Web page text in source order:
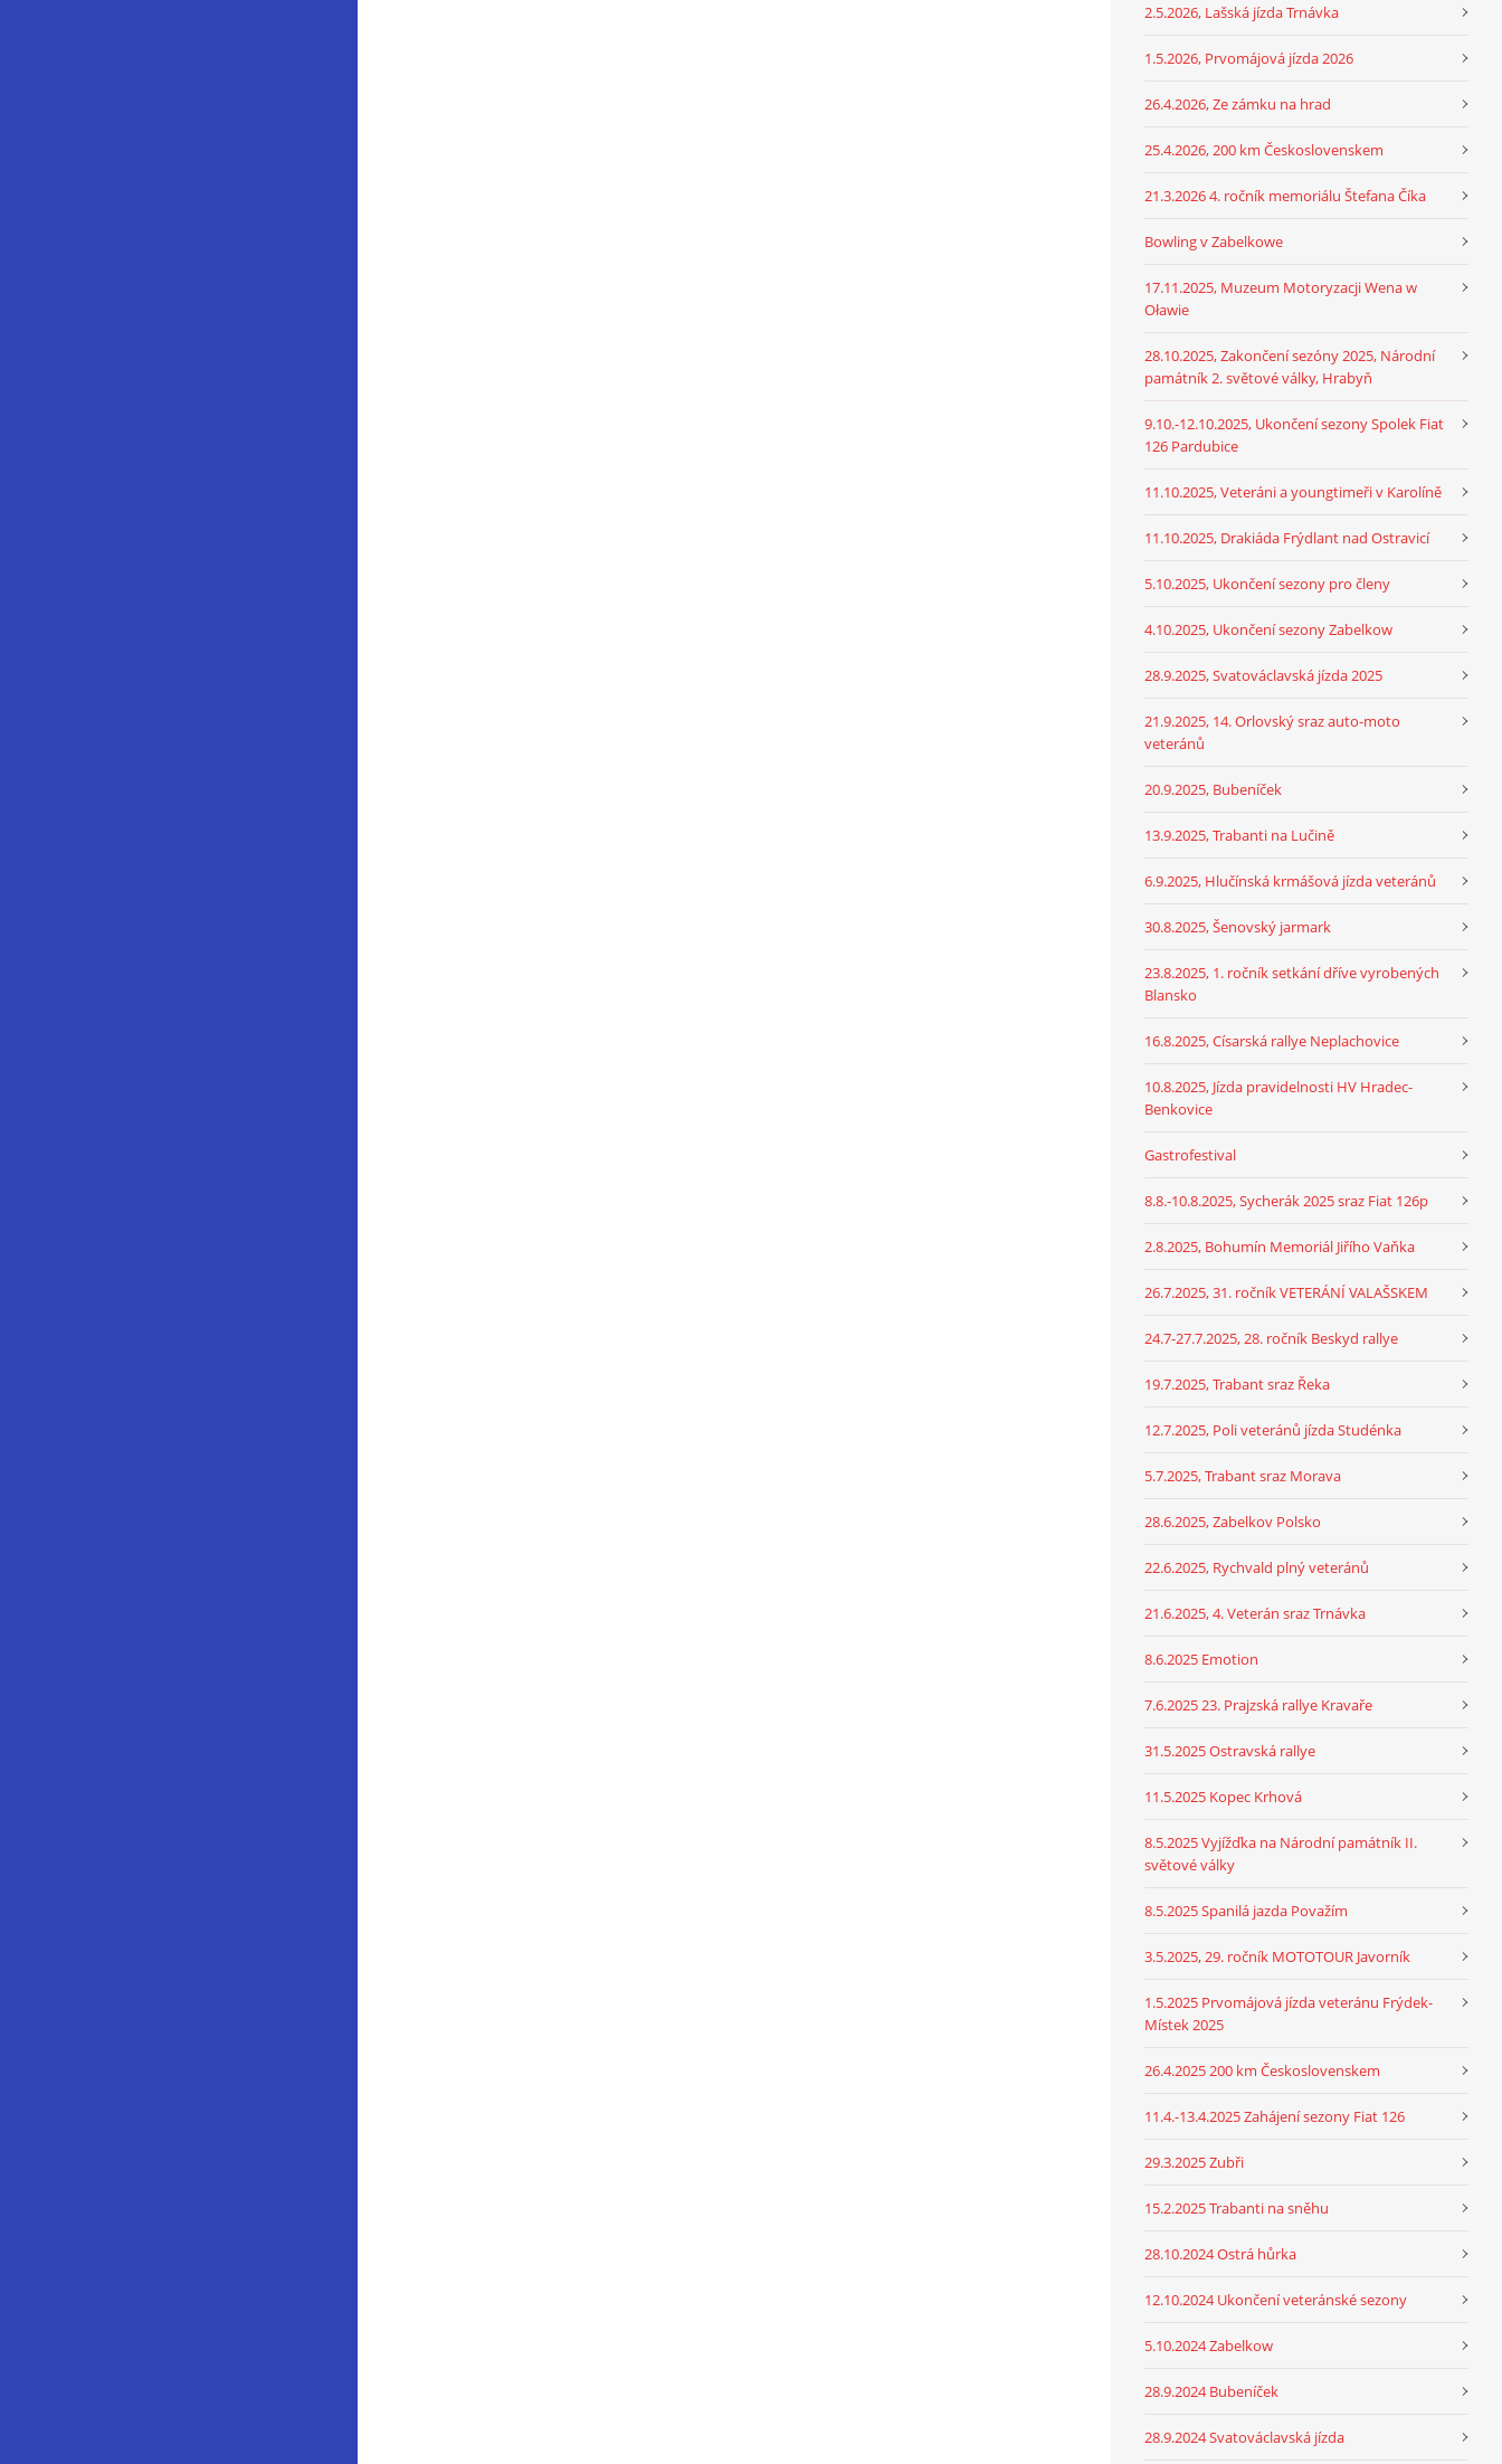
2.5.2026, Lašská jízda Trnávka
1.5.2026, Prvomájová jízda 2026
26.4.2026, Ze zámku na hrad
25.4.2026, 200 km Československem
21.3.2026 4. ročník memoriálu Štefana Číka
Bowling v Zabelkowe
17.11.2025, Muzeum Motoryzacji Wena w
Oławie
28.10.2025, Zakončení sezóny 2025, Národní
památník 2. světové války, Hrabyň
9.10.-12.10.2025, Ukončení sezony Spolek Fiat
126 Pardubice
11.10.2025, Veteráni a youngtimeři v Karolíně
11.10.2025, Drakiáda Frýdlant nad Ostravicí
5.10.2025, Ukončení sezony pro členy
4.10.2025, Ukončení sezony Zabelkow
28.9.2025, Svatováclavská jízda 2025
21.9.2025, 14. Orlovský sraz auto-moto
veteránů
20.9.2025, Bubeníček
13.9.2025, Trabanti na Lučině
6.9.2025, Hlučínská krmášová jízda veteránů
30.8.2025, Šenovský jarmark
23.8.2025, 1. ročník setkání dříve vyrobených
Blansko
16.8.2025, Císarská rallye Neplachovice
10.8.2025, Jízda pravidelnosti HV Hradec-
Benkovice
Gastrofestival
8.8.-10.8.2025, Sycherák 2025 sraz Fiat 126p
2.8.2025, Bohumín Memoriál Jiřího Vaňka
26.7.2025, 31. ročník VETERÁNÍ VALAŠSKEM
24.7-27.7.2025, 28. ročník Beskyd rallye
19.7.2025, Trabant sraz Řeka
12.7.2025, Poli veteránů jízda Studénka
5.7.2025, Trabant sraz Morava
28.6.2025, Zabelkov Polsko
22.6.2025, Rychvald plný veteránů
21.6.2025, 4. Veterán sraz Trnávka
8.6.2025 Emotion
7.6.2025 23. Prajzská rallye Kravaře
31.5.2025 Ostravská rallye
11.5.2025 Kopec Krhová
8.5.2025 Vyjížďka na Národní památník II.
světové války
8.5.2025 Spanilá jazda Považím
3.5.2025, 29. ročník MOTOTOUR Javorník
1.5.2025 Prvomájová jízda veteránu Frýdek-
Místek 2025
26.4.2025 200 km Československem
11.4.-13.4.2025 Zahájení sezony Fiat 126
29.3.2025 Zubři
15.2.2025 Trabanti na sněhu
28.10.2024 Ostrá hůrka
12.10.2024 Ukončení veteránské sezony
5.10.2024 Zabelkow
28.9.2024 Bubeníček
28.9.2024 Svatováclavská jízda